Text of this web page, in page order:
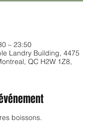
– 23:50
Landry Building, 4475
QC H2W 1Z8,
boissons.